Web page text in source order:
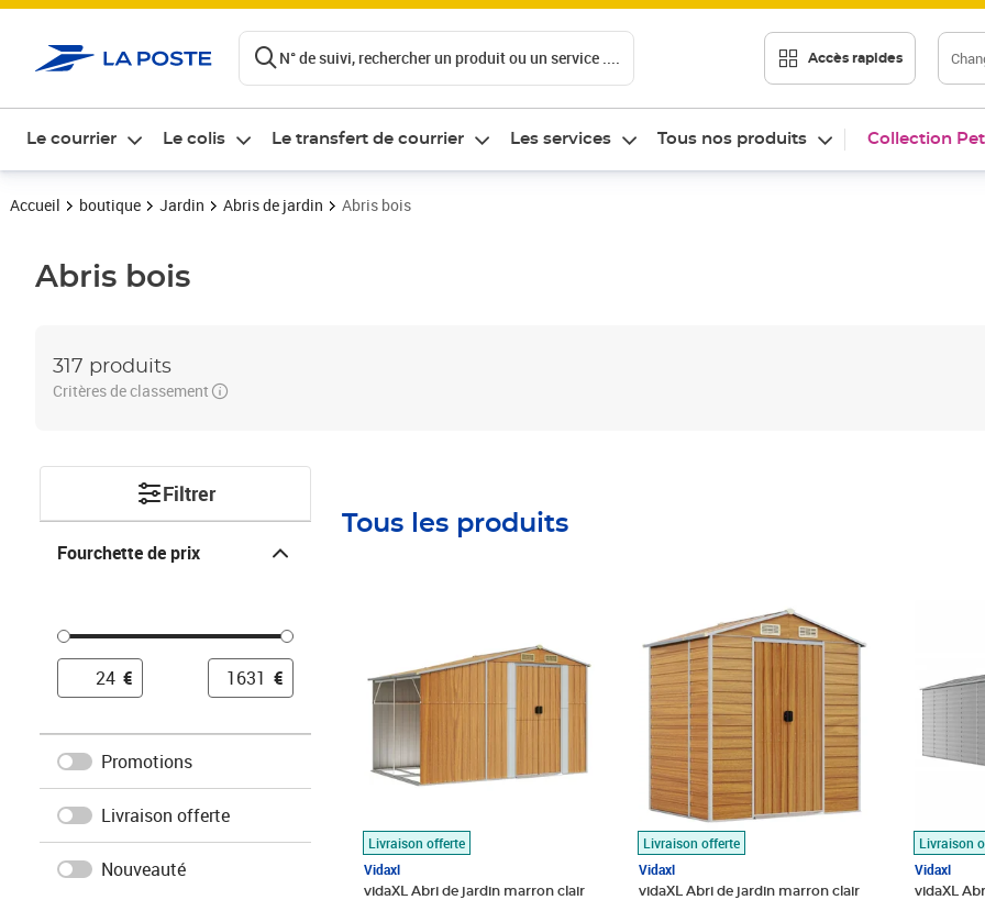
N° de suivi, rechercher un produit ou un service .... Accès rapides
Le courrier Le colis Le transfert de courrier Les services Tous nos produits Collection
Accueil boutique Jardin Abris de jardin Abris bois
Abris bois
317 produits
Critères de classement
Filtrer
Fourchette de prix
€ €
Promotions
Livraison offerte
Nouveauté
Tous les produits
Livraison offerte
Vidaxl
vidaXL Abri de jardin marron clair
Livraison offerte
Vidaxl
vidaXL Abri de jardin marron clair
Prix barré 338,99€
Livraison
Vidaxl
vidaXL